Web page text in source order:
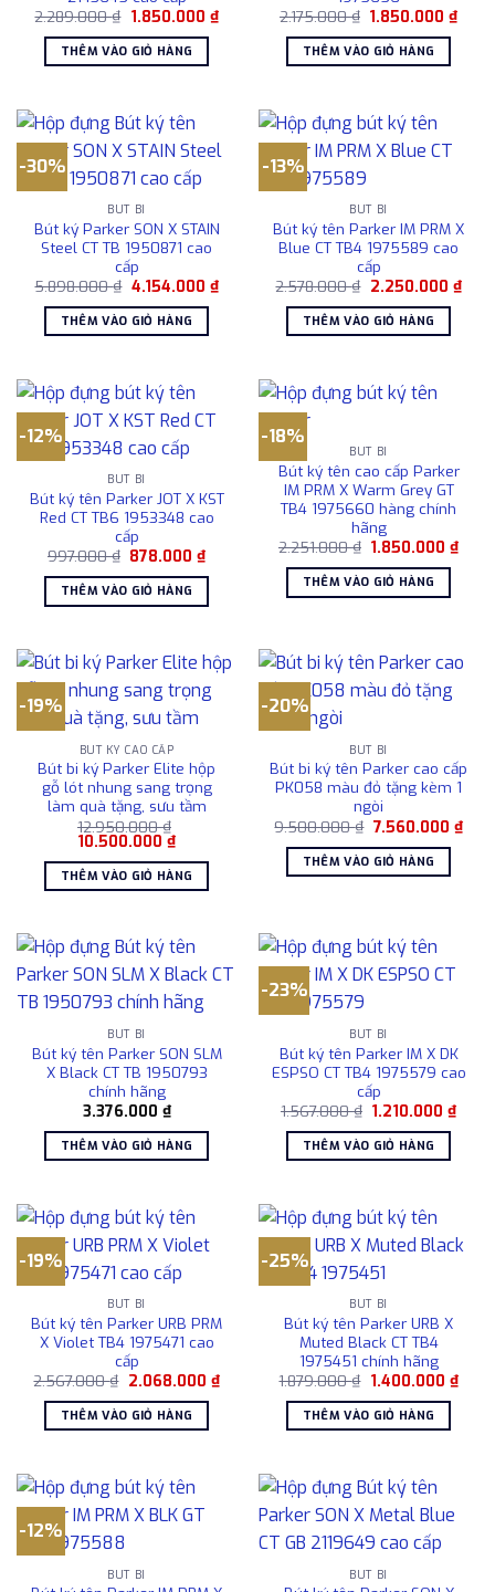
2.289.000₫ Giá
là:
2.289.000 ₫.
1.850.000 ₫Giá
hiện
1.850.000 ₫.
THÊM VÀO GIỎ HÀNG
2.175.000₫ Giá
là:
2.175.000 ₫.
1.850.000₫Giá
hiện
THÊM VÀO GIỎ HÀNG
-30%
BÚT BI
Bút ký Parker SON X STAIN
Steel CT TB 1950871 cao
cấp
5.898.000₫ Giá
là:
5.898.000 ₫.
4.154.000 ₫Giá
hiện
4.154.000 ₫.
THÊM VÀO GIỎ HÀNG
-13%
BÚT BI
Bút ký tên Parker IM PRM X
Blue CT TB4 1975589 cao
cấp
2.578.000₫ Giá
là:
2.578.000 ₫.
2.250.000 ₫Giá
hiện
THÊM VÀO GIỎ HÀNG
-12%
BÚT BI
Bút ký tên Parker JOT X KST
Red CT TB6 1953348 cao
cấp
997.000₫ Giá
là:
997.000 ₫.
878.000₫Giá
tại
878.000 ₫.
THÊM VÀO GIỎ HÀNG
-18%
BÚT BI
Bút ký tên cao cấp Parker
IM PRM X Warm Grey GT
TB4 1975660 hàng chính
hãng
2.251.000₫ Giá
là:
2.251.000 ₫.
1.850.000₫Giá
THÊM VÀO GIỎ HÀNG
-19%
BÚT KÝ CAO CẤP
Bút bi ký Parker Elite hộp
gỗ lót nhung sang trọng
làm quà tặng, sưu tầm
12.950.000₫
Giá
là:
12.950.000 ₫.
10.500.000 ₫Giá
hiện
tại
là:
10.500.000 ₫.
THÊM VÀO GIỎ HÀNG
-20%
BÚT BI
Bút bi ký tên Parker cao cấp
PK058 màu đỏ tặng kèm 1
ngòi
9.500.000₫ Giá
là:
9.500.000 ₫.
7.560.000 ₫Giá
hiện
THÊM VÀO GIỎ HÀNG
BÚT BI
Bút ký tên Parker SON SLM
X Black CT TB 1950793
chính hãng
3.376.000 ₫
THÊM VÀO GIỎ HÀNG
-23%
BÚT BI
Bút ký tên Parker IM X DK
ESPSO CT TB4 1975579 cao
cấp
1.567.000₫ Giá
là:
1.567.000 ₫.
1.210.000₫Giá
hiện
THÊM VÀO GIỎ HÀNG
-19%
BÚT BI
Bút ký tên Parker URB PRM
X Violet TB4 1975471 cao
cấp
2.567.000₫ Giá
là:
2.567.000 ₫.
2.068.000 ₫Giá
THÊM VÀO GIỎ HÀNG
-25%
BÚT BI
Bút ký tên Parker URB X
Muted Black CT TB4
1975451 chính hãng
1.879.000₫ Giá
là:
1.879.000 ₫.
1.400.000 ₫Giá
THÊM VÀO GIỎ HÀNG
-12%
BÚT BI BÚT BI